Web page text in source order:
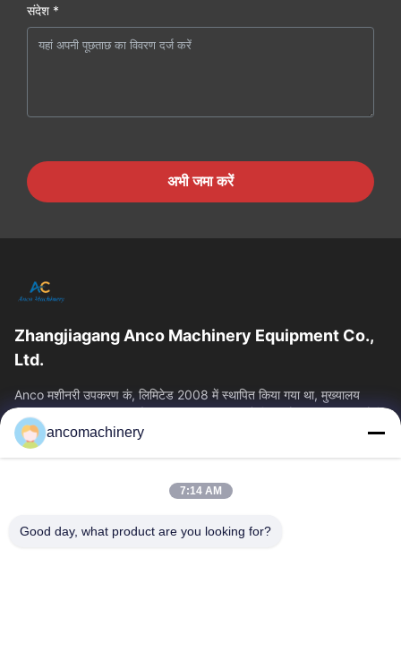
संदेश *
अभी जमा करें
Zhangjiagang Anco Machinery Equipment Co.,
Ltd.
Anco मशीनरी उपकरण कं, लिमिटेड 2008 में स्थापित किया गया था, मुख्यालय
Zhangjiagang शहर, सुज़ौ शहर, Jiangsu प्रांत में स्थित है। यह एक उद्यम है कि
त्वरित लिंक
हमारे बारे में
फैक्टरी यात्रा
गुणवत्ता नियंत्रण
ancomachinery
7:14 AM
Good day, what product are you looking for?